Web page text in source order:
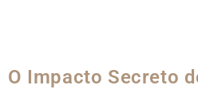
O Impacto Secreto